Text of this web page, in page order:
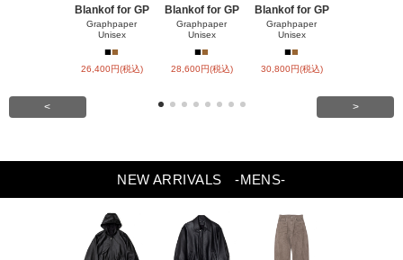
Blankof for GP
Graphpaper
Unisex
■■
26,400円(税込)
Blankof for GP
Graphpaper
Unisex
■■
28,600円(税込)
Blankof for GP
Graphpaper
Unisex
■■
30,800円(税込)
< >
NEW ARRIVALS -MENS-